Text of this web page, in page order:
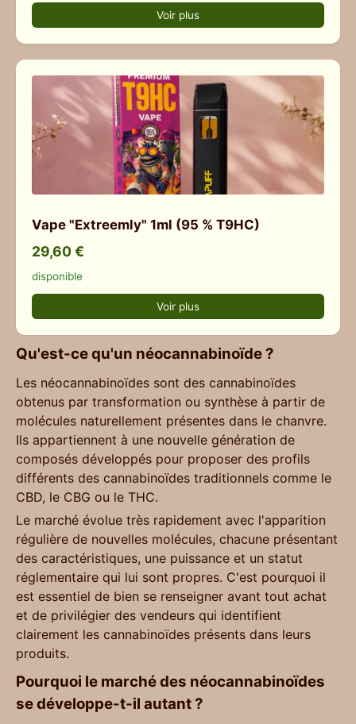
Voir plus
Vape "Extreemly" 1ml (95 % T9HC)
29,60 €
disponible
Voir plus
Qu'est-ce qu'un néocannabinoïde ?
Les néocannabinoïdes sont des cannabinoïdes
obtenus par transformation ou synthèse à partir de
molécules naturellement présentes dans le chanvre.
Ils appartiennent à une nouvelle génération de
composés développés pour proposer des profils
différents des cannabinoïdes traditionnels comme le
CBD, le CBG ou le THC.
Le marché évolue très rapidement avec l'apparition
régulière de nouvelles molécules, chacune présentant
des caractéristiques, une puissance et un statut
réglementaire qui lui sont propres. C'est pourquoi il
est essentiel de bien se renseigner avant tout achat
et de privilégier des vendeurs qui identifient
clairement les cannabinoïdes présents dans leurs
produits.
Pourquoi le marché des néocannabinoïdes
se développe-t-il autant ?